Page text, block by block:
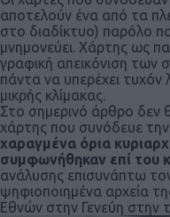
αποτελούν ένα από τα
στο διαδίκτυο) παρόλο
μνημονεύει. Χάρτης ως
γραφική απεικόνιση των
πάντα να υπερέχει
μικρής κλίμακας.
Στο σημερινό άρθρο δεν
χάρτης που συνόδευε
χαραγμένα όρια
συμφωνήθηκαν επί του
ανάλυσης επισυνάπτω
ψηφιοποιημένα αρχεία
Εθνών στην Γενεύη στην